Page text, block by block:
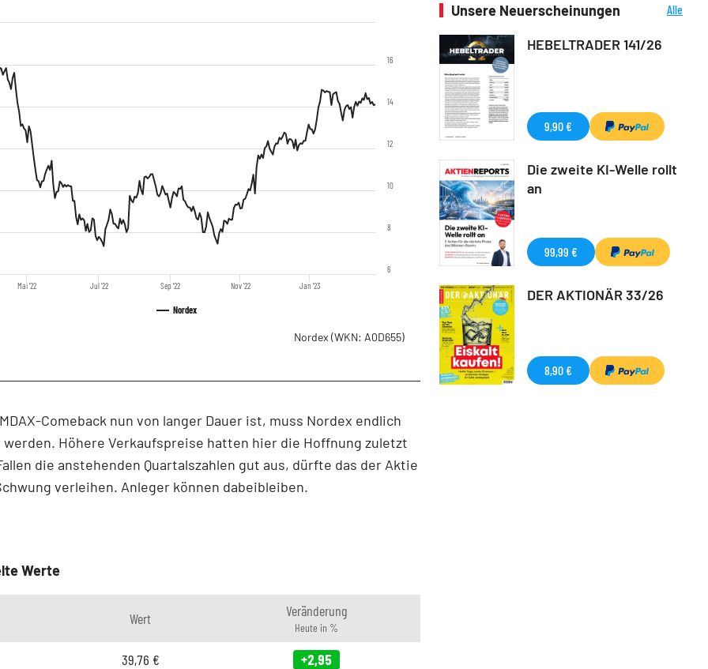
Nordex
Mai '22 Jul '22 Sep '22 Nov '22 Jan '23
6
8
10
12
14
16
Nordex (WKN: A0D655)
Comeback nun von langer Dauer ist, muss Nordex endlich
Höhere Verkaufspreise hatten hier die Hoffnung zuletzt
die anstehenden Quartalszahlen gut aus, dürfte das der Aktie
verleihen. Anleger können dabeibleiben.
Werte
Wert Veränderung
Heute in %
39,76 € +2,95
Unsere Neuerscheinungen
Alle
HEBELTRADER 141/26
9,90 €
Die zweite KI-Welle rollt
an
99,99 €
DER AKTIONÄR 33/26
8,90 €